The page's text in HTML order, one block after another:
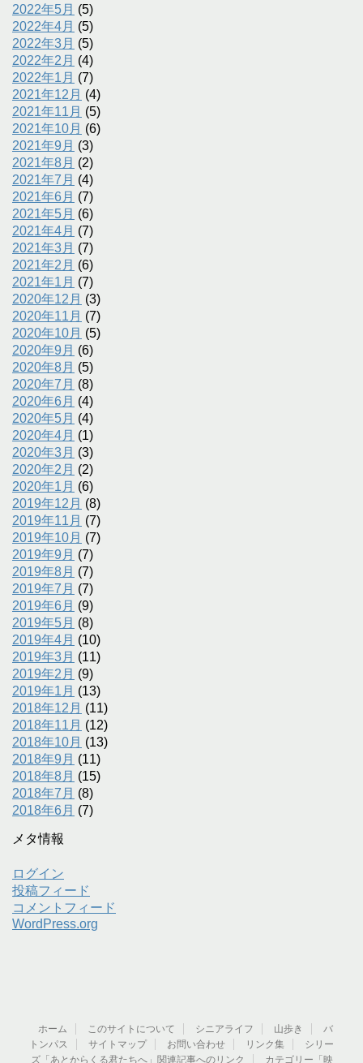
2022年5月 (5)
2022年4月 (5)
2022年3月 (5)
2022年2月 (4)
2022年1月 (7)
2021年12月 (4)
2021年11月 (5)
2021年10月 (6)
2021年9月 (3)
2021年8月 (2)
2021年7月 (4)
2021年6月 (7)
2021年5月 (6)
2021年4月 (7)
2021年3月 (7)
2021年2月 (6)
2021年1月 (7)
2020年12月 (3)
2020年11月 (7)
2020年10月 (5)
2020年9月 (6)
2020年8月 (5)
2020年7月 (8)
2020年6月 (4)
2020年5月 (4)
2020年4月 (1)
2020年3月 (3)
2020年2月 (2)
2020年1月 (6)
2019年12月 (8)
2019年11月 (7)
2019年10月 (7)
2019年9月 (7)
2019年8月 (7)
2019年7月 (7)
2019年6月 (9)
2019年5月 (8)
2019年4月 (10)
2019年3月 (11)
2019年2月 (9)
2019年1月 (13)
2018年12月 (11)
2018年11月 (12)
2018年10月 (13)
2018年9月 (11)
2018年8月 (15)
2018年7月 (8)
2018年6月 (7)
メタ情報
ログイン
投稿フィード
コメントフィード
WordPress.org
ホーム このサイトについて シニアライフ 山歩き
バ
トンパス
サイトマップ お問い合わせ リンク集
シリー
ズ「あとからくる君たちへ」関連記事へのリンク
カテゴリー「映